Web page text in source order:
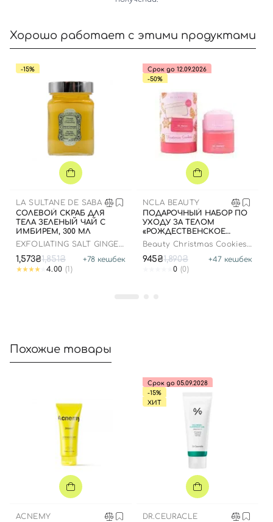
Хорошо работает с этими продуктами
-15%
LA SULTANE DE SABA
СОЛЕВОЙ СКРАБ ДЛЯ
ТЕЛА ЗЕЛЕНЫЙ ЧАЙ С
ИМБИРЕМ, 300 МЛ
EXFOLIATING SALT GINGER
1,573₴1,851₴ +78 кешбек
4.00 (1)
Срок до 12.09.2026
-50%
NCLA BEAUTY
ПОДАРОЧНЫЙ НАБОР ПО
УХОДУ ЗА ТЕЛОМ
«РОЖДЕСТВЕНСКОЕ
ПЕЧЕНЬЕ», 2 В 1
Beauty Christmas Cookies
945₴1,890₴ +47 кешбек
0 (0)
Похожие товары
ACNEMY
Срок до 05.09.2028
-15%
ХИТ
DR.CEURACLE
Вход Регистрация
Номер телефона
Отправляя форму для авторизации/регистрации, вы
принимаете условияПользовательские соглашения
Далее